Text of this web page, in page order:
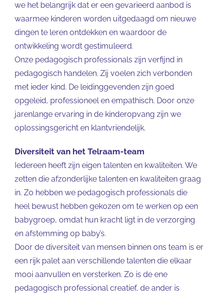
we het belangrijk dat er een gevarieerd aanbod is
waarmee kinderen worden uitgedaagd om nieuwe
dingen te leren ontdekken en waardoor de
ontwikkeling wordt gestimuleerd.
Onze pedagogisch professionals zijn verfijnd in
pedagogisch handelen. Zij voelen zich verbonden
met ieder kind. De leidinggevenden zijn goed
opgeleid, professioneel en empathisch. Door onze
jarenlange ervaring in de kinderopvang zijn we
oplossingsgericht en klantvriendelijk.
Diversiteit van het Telraam-team
Iedereen heeft zijn eigen talenten en kwaliteiten. We
zetten die afzonderlijke talenten en kwaliteiten graag
in. Zo hebben we pedagogisch professionals die
heel bewust hebben gekozen om te werken op een
babygroep, omdat hun kracht ligt in de verzorging
en afstemming op baby’s.
Door de diversiteit van mensen binnen ons team is er
een rijk palet aan verschillende talenten die elkaar
mooi aanvullen en versterken. Zo is de ene
pedagogisch professional creatief, de ander is